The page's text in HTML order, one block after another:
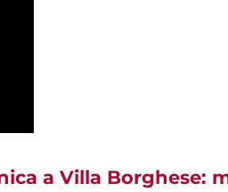
a Villa Borghese: